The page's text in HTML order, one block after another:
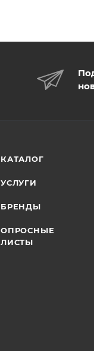
КАТАЛОГ
УСЛУГИ
БРЕНДЫ
ОПРОСНЫЕ
ЛИСТЫ